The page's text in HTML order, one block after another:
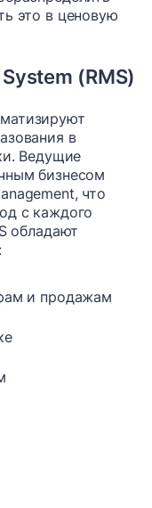
это в ценовую
(RMS)
в
Ведущие
бизнесом
что
с каждого
обладают
и продажам